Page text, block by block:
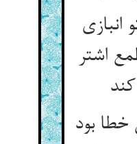
انبازی
اشتر
خطا بود